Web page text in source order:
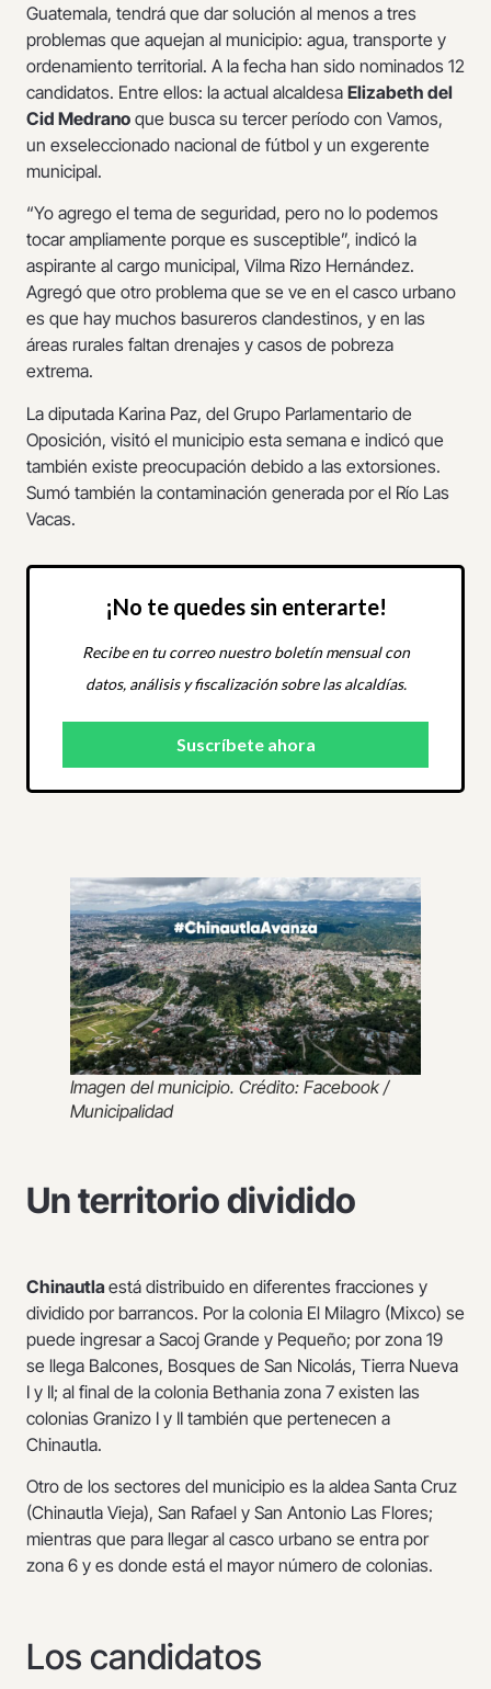
Guatemala, tendrá que dar solución al menos a tres
problemas que aquejan al municipio: agua, transporte y
ordenamiento territorial. A la fecha han sido nominados 12
candidatos. Entre ellos: la actual alcaldesa Elizabeth del
Cid Medrano que busca su tercer período con Vamos,
un exseleccionado nacional de fútbol y un exgerente
municipal.
“Yo agrego el tema de seguridad, pero no lo podemos
tocar ampliamente porque es susceptible”, indicó la
aspirante al cargo municipal, Vilma Rizo Hernández.
Agregó que otro problema que se ve en el casco urbano
es que hay muchos basureros clandestinos, y en las
áreas rurales faltan drenajes y casos de pobreza
extrema.
La diputada Karina Paz, del Grupo Parlamentario de
Oposición, visitó el municipio esta semana e indicó que
también existe preocupación debido a las extorsiones.
Sumó también la contaminación generada por el Río Las
Vacas.
¡No te quedes sin enterarte!
Recibe en tu correo nuestro boletín mensual con
datos, análisis y fiscalización sobre las alcaldías.
Imagen del municipio. Crédito: Facebook /
Municipalidad
Un territorio dividido
Chinautla está distribuido en diferentes fracciones y
dividido por barrancos. Por la colonia El Milagro (Mixco) se
puede ingresar a Sacoj Grande y Pequeño; por zona 19
se llega Balcones, Bosques de San Nicolás, Tierra Nueva
I y II; al final de la colonia Bethania zona 7 existen las
colonias Granizo I y II también que pertenecen a
Chinautla.
Otro de los sectores del municipio es la aldea Santa Cruz
(Chinautla Vieja), San Rafael y San Antonio Las Flores;
mientras que para llegar al casco urbano se entra por
zona 6 y es donde está el mayor número de colonias.
Los candidatos